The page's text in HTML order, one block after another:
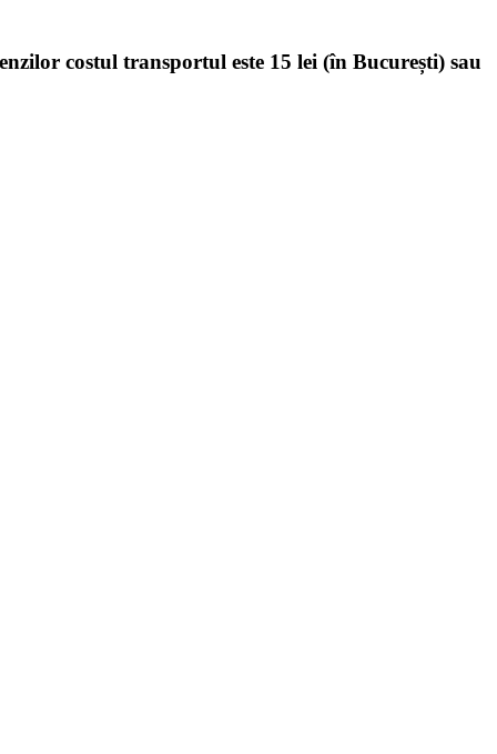
costul transportul este 15 lei (în București) sau